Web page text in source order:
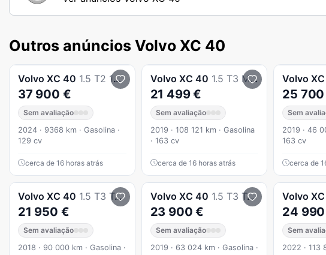
Outros anúncios Volvo XC 40
Volvo XC 40 1.5 T2 129 Plus Dark Auto
37 900 €
Sem avaliação
2024 · 9368 km · Gasolina ·
129 cv
cerca de 16 horas atrás
Volvo XC 40 1.5 T3 Momentum Plus
21 499 €
Sem avaliação
2019 · 108 121 km · Gasolina
· 163 cv
cerca de 16 horas atrás
Volvo
25
Sem
2019 · 46
163 cv
cerca de
Volvo XC 40 1.5 T3 Tech Edition
21 950 €
Sem avaliação
2018 · 90 000 km · Gasolina ·
Volvo XC 40 1.5 T3 Tech Edition
23 900 €
Sem avaliação
2019 · 63 024 km · Gasolina ·
Volvo
24
Sem
2022 · 113